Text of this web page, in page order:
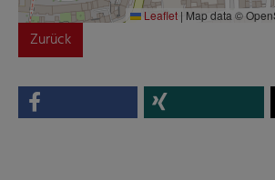
Leaflet | Map data ©
Zurück